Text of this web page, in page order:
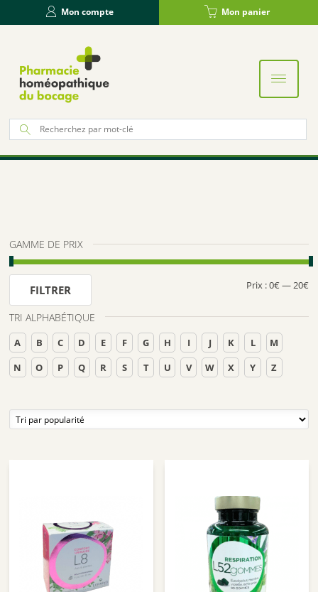
Mon compte Mon panier
:
GAMME DE PRIX
FILTRER Prix :0€—20€
TRI ALPHABÉTIQUE
A B C D E F G H I J K L
M
N
O P Q R S T U V W X Y Z
Panneau de gestion des cookies